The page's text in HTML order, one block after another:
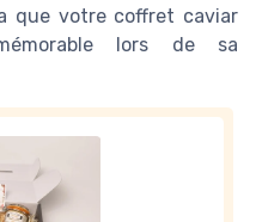
que votre coffret caviar
lors de sa